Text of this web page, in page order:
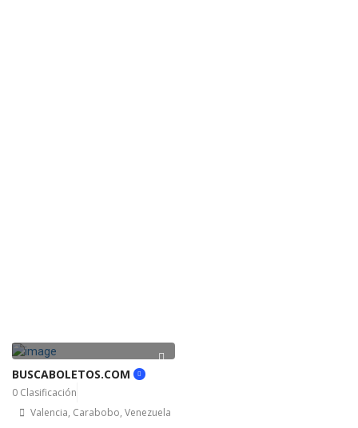
BUSCABOLETOS.COM
0 Clasificación
Valencia, Carabobo, Venezuela